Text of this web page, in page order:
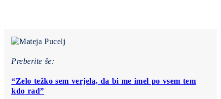
Preberite še:
“Zelo težko sem verjela, da bi me imel po vsem tem
kdo rad”